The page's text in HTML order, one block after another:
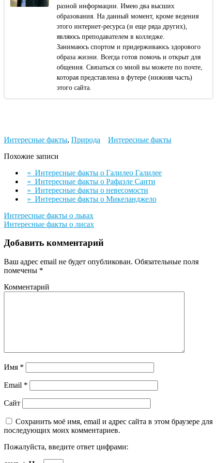
разной информации. Имею два высших
образования. На данный момент, кроме ведения
этого интернет-ресурса (и еще ряда других),
являюсь преподавателем в колледже.
Занимаюсь спортом и придерживаюсь здорового
образа жизни. Всегда готов помочь и открыт для
общения. Связаться со мной вы можете по почте,
которая представлена в футере (нижняя часть)
этого сайта.
Интересные факты, Природа
Интересные факты
Похожие записи
» Интересные факты о Галилео Галилее
» Интересные факты о Рафаэле Санти
» Интересные факты о невесомости
» Интересные факты о Микеланджело
Навигация
по
записям
Интересные факты о львах
Интересные факты о лисах
Добавить комментарий
Ваш адрес email не будет опубликован. Обязательные поля
помечены *
Комментарий
Имя *
Email *
Сайт
Сохранить моё имя, email и адрес сайта в этом браузере для
последующих моих комментариев.
Пожалуйста, введите ответ цифрами: